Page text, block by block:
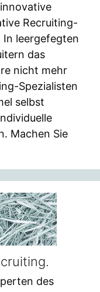
Recruiting-
In leergefegten
das
nicht mehr
Spezialisten
selbst
Machen Sie
des